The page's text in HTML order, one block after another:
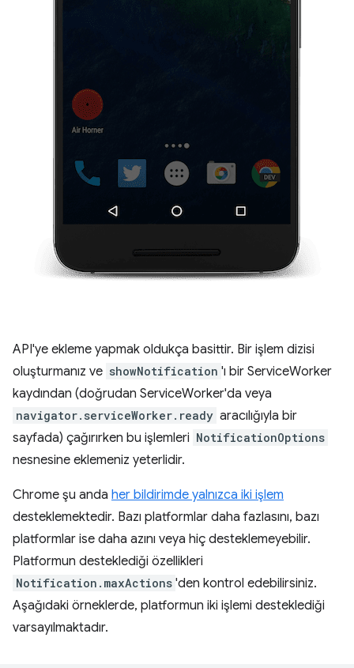
API'ye ekleme yapmak oldukça basittir. Bir işlem dizisi
oluşturmanız ve showNotification 'ı bir ServiceWorker
kaydından (doğrudan ServiceWorker'da veya
navigator.serviceWorker.ready aracılığıyla bir
sayfada) çağırırken bu işlemleri NotificationOptions
nesnesine eklemeniz yeterlidir.
Chrome şu anda her bildirimde yalnızca iki işlem
desteklemektedir. Bazı platformlar daha fazlasını, bazı
platformlar ise daha azını veya hiç desteklemeyebilir.
Platformun desteklediği özellikleri
Notification.maxActions 'den kontrol edebilirsiniz.
Aşağıdaki örneklerde, platformun iki işlemi desteklediği
varsayılmaktadır.